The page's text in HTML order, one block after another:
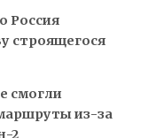
Россия
строящегося
смогли
из-за
2